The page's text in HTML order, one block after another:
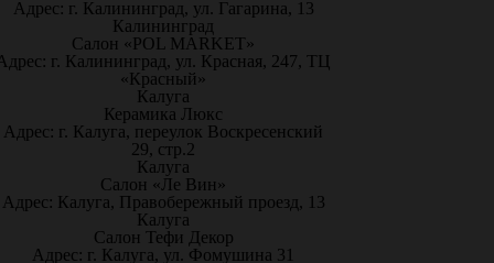
Адрес: г. Калининград, ул. Гагарина, 13
Калининград
Салон «POL MARKET»
г. Калининград, ул. Красная, 247, ТЦ
«Красный»
Калуга
Керамика Люкс
Адрес: г. Калуга, переулок Воскресенский
29, стр.2
Калуга
Салон «Ле Вин»
Адрес: Калуга, Правобережный проезд, 13
Калуга
Салон Тефи Декор
Адрес: г. Калуга, ул. Фомушина 31